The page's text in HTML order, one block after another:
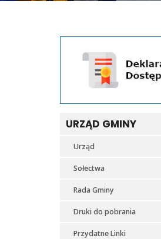
URZĄD GMINY
Urząd
Sołectwa
Rada Gminy
Druki do pobrania
Przydatne Linki